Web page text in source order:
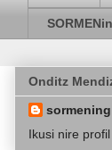
Onditz
sormening
Ikusi nire